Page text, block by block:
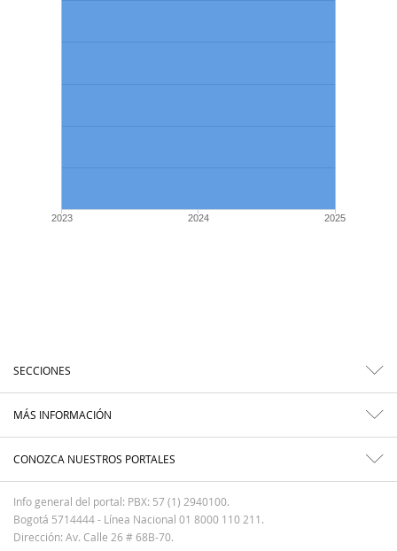
2023 2024 2025
SECCIONES
MÁS INFORMACIÓN
CONOZCA NUESTROS PORTALES
Info general del portal: PBX: 57 (1) 2940100.
Bogotá 5714444 - Línea Nacional 01 8000 110 211.
Dirección: Av. Calle 26 # 68B-70.